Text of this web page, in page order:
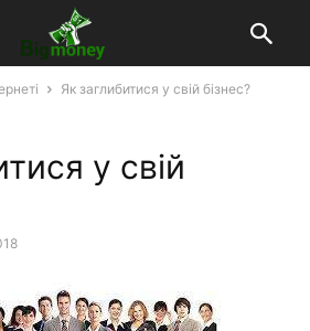
Як заглибитися у свій бізнес?
у свій